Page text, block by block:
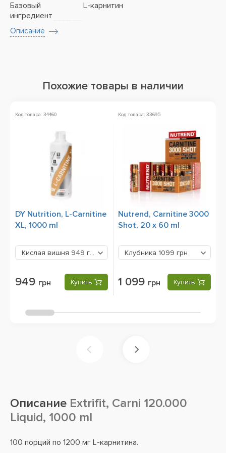
Базовый
ингредиент
L-карнитин
Описание
Похожие товары в наличии
Код товара: 34460
DY Nutrition, L-Carnitine
XL, 1000 ml
Кислая вишня 949 грн
949 грн Купить
Код товара: 33695
Nutrend, Carnitine 3000
Shot, 20 x 60 ml
Клубника 1099 грн
1 099 грн Купить
Описание Extrifit, Carni 120.000
Liquid, 1000 ml
100 порций по 1200 мг L-карнитина.